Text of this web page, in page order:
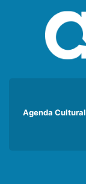
Agenda Cultural